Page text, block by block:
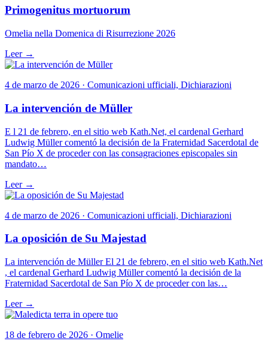
Primogenitus mortuorum
Omelia nella Domenica di Risurrezione 2026
Leer →
4 de marzo de 2026 · Comunicazioni ufficiali, Dichiarazioni
La intervención de Müller
E l 21 de febrero, en el sitio web Kath.Net, el cardenal Gerhard
Ludwig Müller comentó la decisión de la Fraternidad Sacerdotal de
San Pío X de proceder con las consagraciones episcopales sin
mandato…
Leer →
4 de marzo de 2026 · Comunicazioni ufficiali, Dichiarazioni
La oposición de Su Majestad
La intervención de Müller El 21 de febrero, en el sitio web Kath.Net
, el cardenal Gerhard Ludwig Müller comentó la decisión de la
Fraternidad Sacerdotal de San Pío X de proceder con las…
Leer →
18 de febrero de 2026 · Omelie